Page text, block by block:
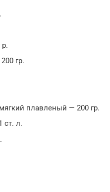
гр.
плавленый — 200 гр.
ст. л.